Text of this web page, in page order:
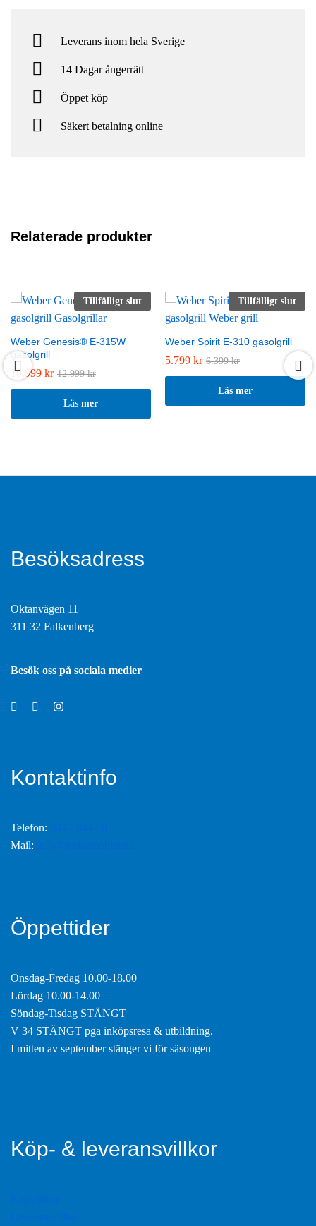
Leverans inom hela Sverige
14 Dagar ångerrätt
Öppet köp
Säkert betalning online
Relaterade produkter
Tillfälligt slut
Weber Genesis® E-315W
gasolgrill
10.999 kr 12.999kr
Läs mer
Tillfälligt slut
Weber Spirit E-310 gasolgrill
5.799 kr 6.399kr
Läs mer
Besöksadress
Oktanvägen 11
311 32 Falkenberg
Besök oss på sociala medier
Kontaktinfo
Telefon:
Mail:
Öppettider
Onsdag-Fredag 10.00-18.00
Lördag 10.00-14.00
Söndag-Tisdag STÄNGT
V 34 STÄNGT pga inköpsresa & utbildning.
I mitten av september stänger vi för säsongen
Köp- & leveransvillkor